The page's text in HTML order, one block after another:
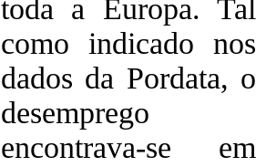
toda a Europa. Tal
como indicado nos
dados da Pordata, o
desemprego
encontrava-se em